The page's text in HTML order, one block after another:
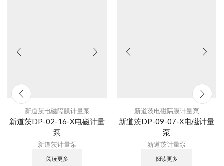
新道茨电磁隔膜计量泵
新道茨DP-02-16-X电磁计量
泵
新道茨计量泵
阅读更多
新道茨电磁隔膜计量泵
新道茨DP-09-07-X电磁计量
泵
新道茨计量泵
阅读更多